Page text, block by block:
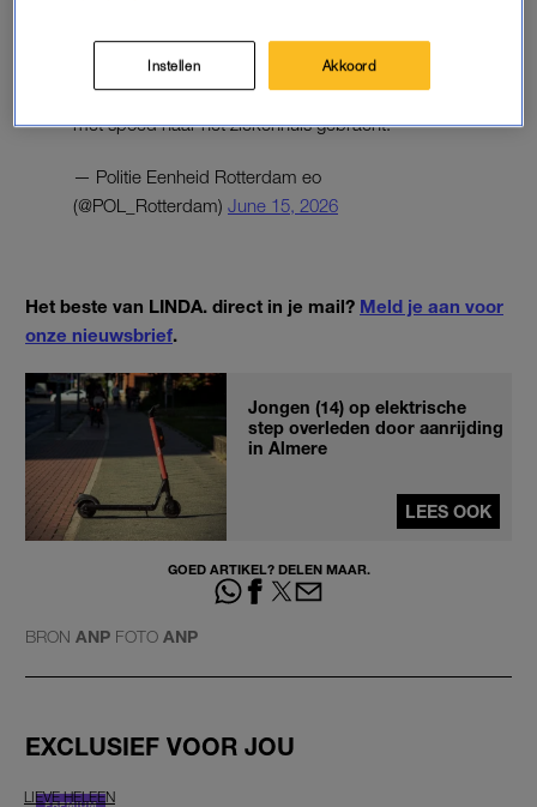
21.50u een jongetje van 2 ernstig gewond geraakt.
Hij viel van de tweede verdieping uit het raam.
Hulpdiensten hebben hem gereanimeerd. Hij is
met spoed naar het ziekenhuis gebracht.
— Politie Eenheid Rotterdam eo
(@POL_Rotterdam) June 15, 2026
Het beste van LINDA. direct in je mail? Meld je aan voor
onze nieuwsbrief.
Jongen (14) op elektrische
step overleden door aanrijding
in Almere
LEES OOK
GOED ARTIKEL? DELEN MAAR.
BRON ANP FOTO ANP
EXCLUSIEF VOOR JOU
LIEVE HELEEN
Instellen Akkoord